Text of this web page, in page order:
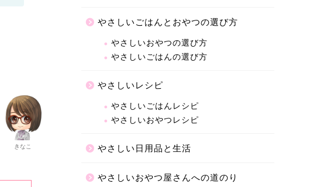
きなこ
やさしいごはんとおやつの選び方
やさしいおやつの選び方
やさしいごはんの選び方
やさしいレシピ
やさしいごはんレシピ
やさしいおやつレシピ
やさしい日用品と生活
やさしいおやつ屋さんへの道のり